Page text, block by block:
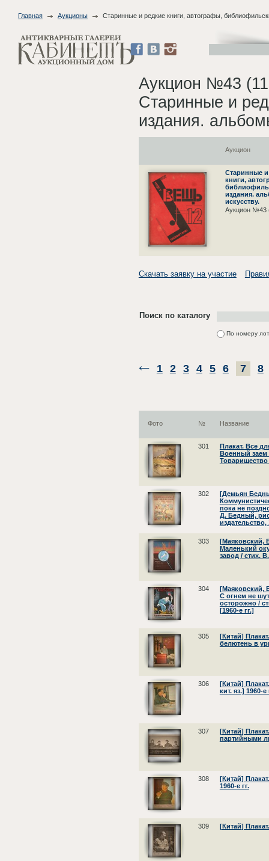
Главная Аукционы Старинные и редкие книги, автографы,
Аукцион №43
Старинные и
издания.
Аукцион
Старинные и
книги,
издания.
искусству.
Аукцион №43
Скачать заявку на участие
Поиск по каталогу
По номеру
1 2 3 4 5 6 7 8
Фото № Название
301
Плакат. Все
Военный
Товарищество
302
[Демьян
пока не
Д. Бедный,
издательство,
303
[Маяковский,
Маленький
завод / стих.
304
[Маяковский,
С огнем не
осторожно /
[1960-е гг.]
305
[Китай]
белютень в
306
[Китай]
кит. яз.] 1960-е
307
[Китай]
партийными
308
[Китай]
1960-е гг.
309 [Китай]